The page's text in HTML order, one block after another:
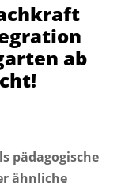
ab
pädagogische
ähnliche